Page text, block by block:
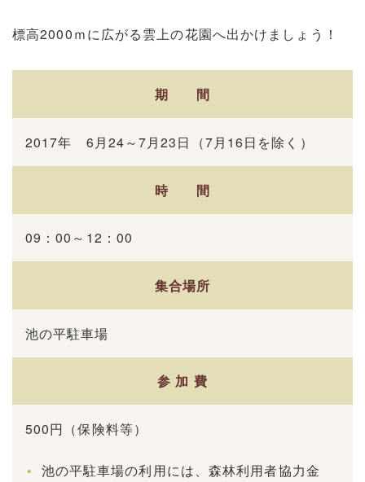
標高2000ｍに広がる雲上の花園へ出かけましょう！
期 間
2017年 6月24～7月23日（7月16日を除く）
時 間
09：00～12：00
集合場所
池の平駐車場
参 加 費
500円（保険料等）
池の平駐車場の利用には、森林利用者協力金